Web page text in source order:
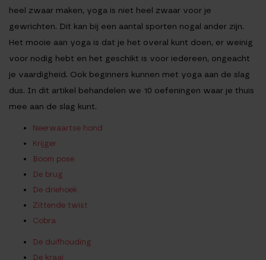
heel zwaar maken, yoga is niet heel zwaar voor je
gewrichten. Dit kan bij een aantal sporten nogal ander zijn.
Het mooie aan yoga is dat je het overal kunt doen, er weinig
voor nodig hebt en het geschikt is voor iedereen, ongeacht
je vaardigheid. Ook beginners kunnen met yoga aan de slag
dus. In dit artikel behandelen we 10 oefeningen waar je thuis
mee aan de slag kunt.
Neerwaartse hond
Krijger
Boom pose
De brug
De driehoek
Zittende twist
Cobra
De duifhouding
De kraai